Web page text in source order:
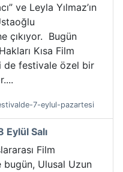
ve Leyla Yılmaz’ın
çıkıyor. Bugün
Kısa Film
de festivale özel bir
7-eylul-pazartesi
Eylül Salı
Film
bugün, Ulusal Uzun